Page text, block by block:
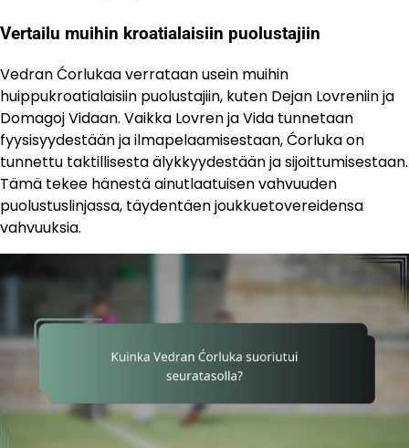
Vertailu muihin kroatialaisiin puolustajiin
Vedran Ćorlukaa verrataan usein muihin
huippukroatialaisiin puolustajiin, kuten Dejan Lovreniin ja
Domagoj Vidaan. Vaikka Lovren ja Vida tunnetaan
fyysisyydestään ja ilmapelaamisestaan, Ćorluka on
tunnettu taktillisesta älykkyydestään ja sijoittumisestaan.
Tämä tekee hänestä ainutlaatuisen vahvuuden
puolustuslinjassa, täydentäen joukkuetovereidensa
vahvuuksia.